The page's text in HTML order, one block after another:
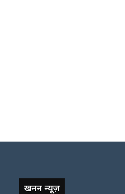
खनन न्यूज़